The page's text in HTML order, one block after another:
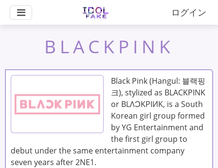
ログイン
BLACKPINK
Black Pink (Hangul: 블랙핑
크), stylized as BLACKPINK
or BLΛƆKPIИK, is a South
Korean girl group formed
by YG Entertainment and
the first girl group to
debut under the same entertainment company
seven years after 2NE1.